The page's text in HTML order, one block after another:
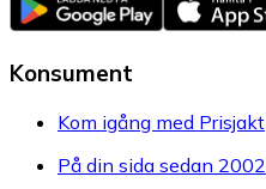
Konsument
Kom igång med Prisjakt
På din sida sedan 2002